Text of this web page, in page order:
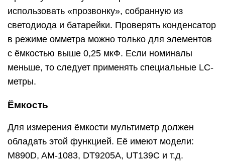
использовать «прозвонку», собранную из
светодиода и батарейки. Проверять конденсатор
в режиме омметра можно только для элементов
с ёмкостью выше 0,25 мкФ. Если номиналы
меньше, то следует применять специальные LC-
метры.
Ёмкость
Для измерения ёмкости мультиметр должен
обладать этой функцией. Её имеют модели:
M890D, AM-1083, DT9205A, UT139C и т.д.